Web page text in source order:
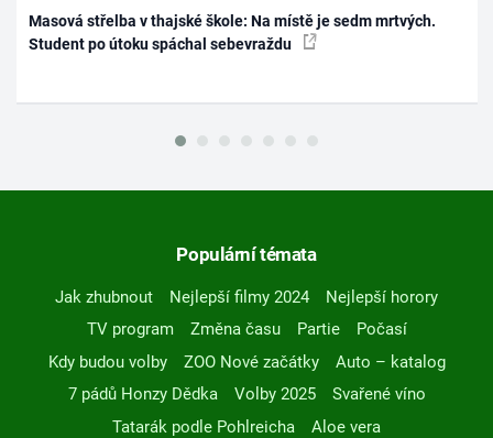
Masová střelba v thajské škole: Na místě je sedm mrtvých.
Student po útoku spáchal sebevraždu
Populární témata
Jak zhubnout Nejlepší filmy 2024
Nejlepší horory
TV program
Změna času Partie
Počasí
Kdy budou volby
ZOO Nové začátky
Auto – katalog
7 pádů Honzy Dědka
Volby 2025
Svařené víno
Tatarák podle Pohlreicha
Aloe vera